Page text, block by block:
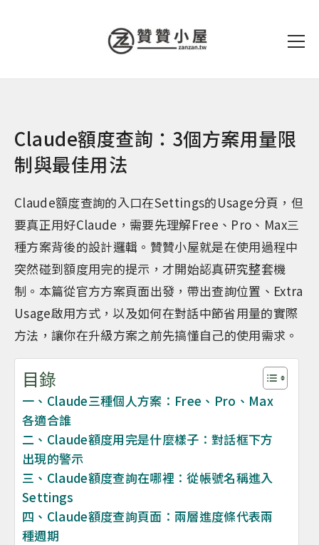
Claude額度查詢：3個方案用量限
制與最佳用法
Claude額度查詢的入口在Settings的Usage分頁，但
要真正用好Claude，需要先理解Free、Pro、Max三
種方案背後的設計邏輯。贊贊小屋就是在使用過程中
突然碰到額度用完的提示，才開始認真研究整套機
制。本篇從官方方案頁面出發，帶出查詢位置、Extra
Usage啟用方式，以及如何在對話中節省用量的實際
方法，讓你在升級方案之前先搞懂自己的使用需求。
目錄
一、Claude三種個人方案：Free、Pro、Max
各適合誰
二、Claude額度用完是什麼樣子：對話框下方
出現的警示
三、Claude額度查詢在哪裡：從帳號名稱進入
Settings
四、Claude額度查詢頁面：兩層進度條代表兩
種週期